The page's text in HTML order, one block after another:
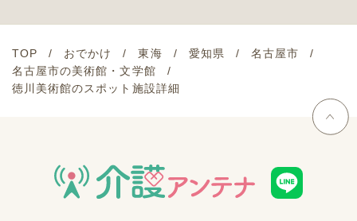
TOP おでかけ 東海 愛知県
名古屋市
名古屋市の美術館・文学館
徳川美術館のスポット施設詳細